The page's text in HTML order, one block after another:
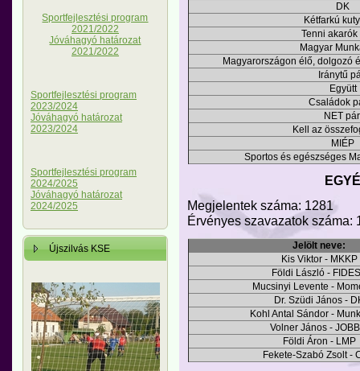
Sportfejlesztési program
2021/2022
Jóváhagyó határozat
2021/2022
Sportfejlesztési program
2023/2024
Jóváhagyó határozat
2023/2024
Sportfejlesztési program
2024/2025
Jóváhagyó határozat
2024/2025
Újszilvás KSE
DK
Kétfarkú
Tenni akarók
Magyar
Magyarországon élő, dolgozó
Iránytű
Együtt
Családok
NET
Kell az
MIÉP
Sportos és egészséges
Megjelentek száma: 1281
Érvényes szavazatok száma:
Jelölt neve:
Kis Viktor - MKKP
Földi László -
Mucsinyi Levente -
Dr. Szüdi János -
Kohl Antal Sándor -
Volner János -
Földi Áron - LMP
Fekete-Szabó Zsolt -